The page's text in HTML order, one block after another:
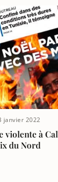
janvier 2022
violente à
du Nord